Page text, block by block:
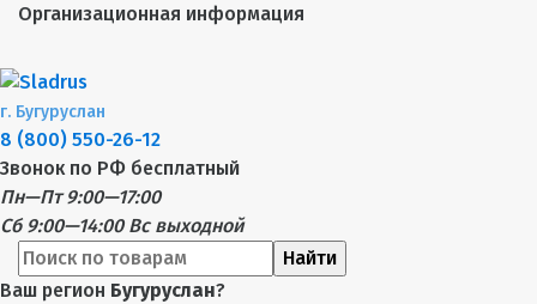
Организационная информация
г. Бугуруслан
8 (800) 550-26-12
Звонок по РФ бесплатный
Пн—Пт 9:00—17:00
Сб 9:00—14:00 Вс выходной
Найти
Ваш регион Бугуруслан?